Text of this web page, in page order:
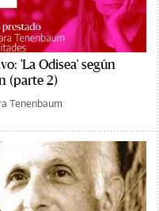
'La Odisea' según
(parte 2)
Tenenbaum